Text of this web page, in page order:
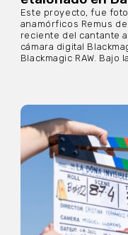
Este proyecto, fue
anamórficos Remus de
reciente del cantante
cámara digital
Blackmagic RAW. Bajo